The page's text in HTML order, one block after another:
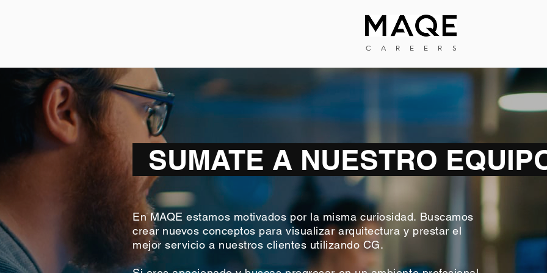
CAREERS
SUMATE A NUESTRO
En MAQE estamos motivados por la misma curiosidad. Buscamos
crear nuevos conceptos para visualizar arquitectura y prestar el
mejor servicio a nuestros clientes utilizando CG.